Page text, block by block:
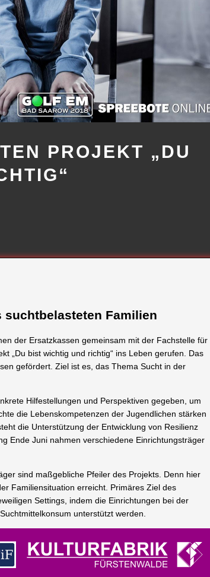
PROJEKT „DU
Familien
der Ersatzkassen gemeinsam mit der Fachstelle für
„Du bist wichtig und richtig“ ins Leben gerufen. Das
gefördert. Ziel ist es, das Thema Sucht in der
Hilfestellungen und Perspektiven gegeben, um
die Lebenskompetenzen der Jugendlichen stärken
die Unterstützung der Entwicklung von Resilienz
Ende Juni nahmen verschiedene Einrichtungsträger
sind maßgebliche Pfeiler des Projekts. Denn hier
Familiensituation erreicht. Primäres Ziel des
Settings, indem die Einrichtungen bei der
unterstützt werden.